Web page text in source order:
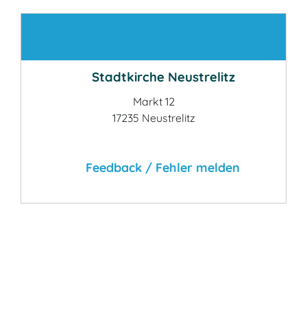
Stadtkirche Neustrelitz
Markt 12
17235 Neustrelitz
Feedback / Fehler melden